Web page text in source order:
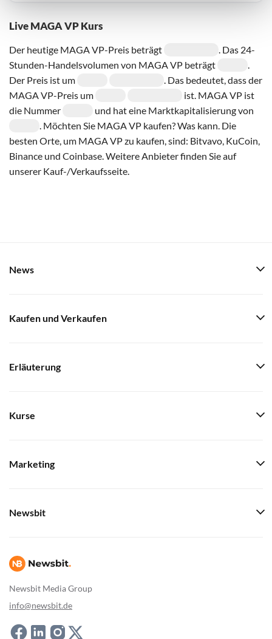
Live MAGA VP Kurs
Der heutige MAGA VP-Preis beträgt
. Das 24-
Stunden-Handelsvolumen von MAGA VP beträgt
.
Der Preis ist um
. Das bedeutet, dass der
MAGA VP-Preis um
ist. MAGA VP ist
die Nummer
und hat eine Marktkapitalisierung von
. Möchten Sie MAGA VP kaufen? Was kann. Die
besten Orte, um MAGA VP zu kaufen, sind: Bitvavo, KuCoin,
Binance und Coinbase. Weitere Anbieter finden Sie auf
unserer Kauf-/Verkaufsseite.
Newsbit Media Group
info@newsbit.de
News
Kaufen und Verkaufen
Erläuterung
Kurse
Marketing
Newsbit